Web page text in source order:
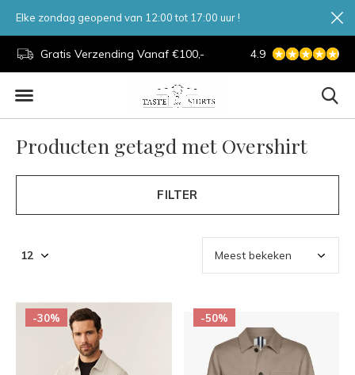
Gratis Verzending Vanaf €100,- 7 Dagen Per
4.9
Elke zondag geopend van 12:00 tot 17:00 uur !
Producten getagd met Overshirt
FILTER
-30% -50%